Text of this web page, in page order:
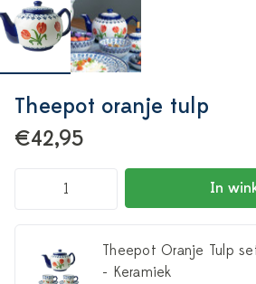
Theepot oranje tulp
€42,95
In
Theepot Oranje Tulp
- Keramiek